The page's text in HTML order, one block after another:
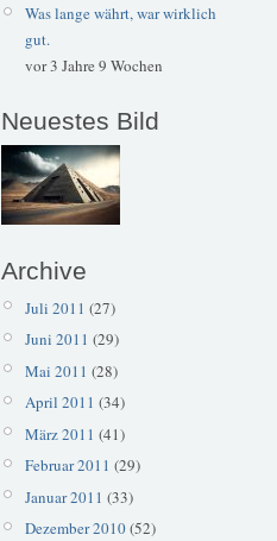
Was lange währt, war wirklich
gut.
vor 3 Jahre 9 Wochen
Neuestes Bild
Archive
Juli 2011 (27)
Juni 2011 (29)
Mai 2011 (28)
April 2011 (34)
März 2011 (41)
Februar 2011 (29)
Januar 2011 (33)
Dezember 2010(52)